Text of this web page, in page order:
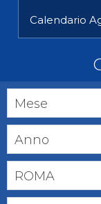
Calendario
Mese
Anno
ROMA